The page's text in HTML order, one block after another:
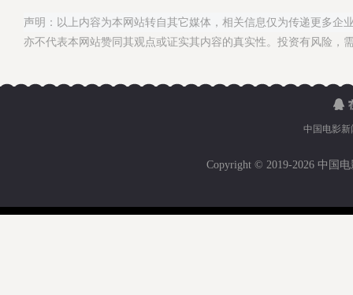
声明：以上内容为本网站转自其它媒体，相关信息仅为传递更多企
亦不代表本网站赞同其观点或证实其内容的真实性。投资有风险，
中国电影新
Copyright © 2019-2026 中国